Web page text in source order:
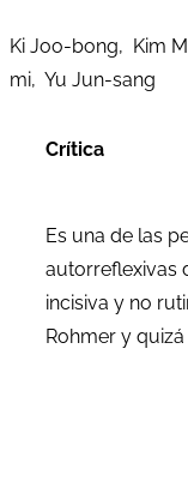
Ki Joo-bong, Kim
mi, Yu Jun-sang
Crítica
Es una de las
autorreflexivas
incisiva y no
Rohmer y